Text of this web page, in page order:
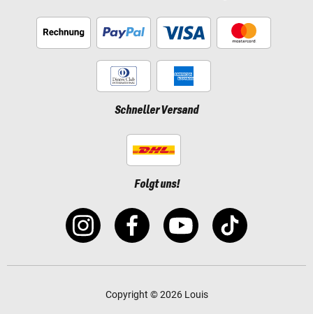
Schneller Versand
Folgt uns!
Copyright © 2026 Louis